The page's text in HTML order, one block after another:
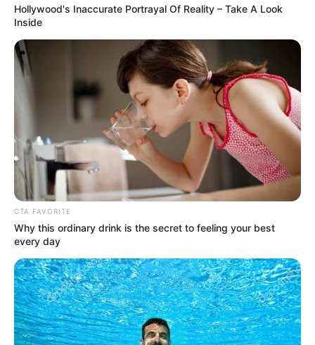
Hollywood's Inaccurate Portrayal Of Reality – Take A Look
Inside
CTA FAVORITE
Why this ordinary drink is the secret to feeling your best
every day